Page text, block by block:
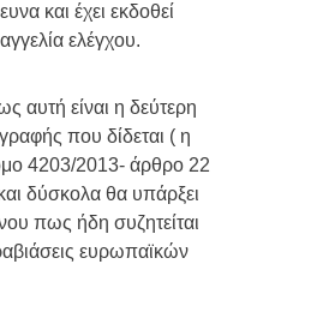
και έχει εκδοθεί
ελέγχου.
αυτή είναι η δεύτερη
που δίδεται ( η
4203/2013- άρθρο 22
δύσκολα θα υπάρξει
πως ήδη συζητείται
ευρωπαϊκών